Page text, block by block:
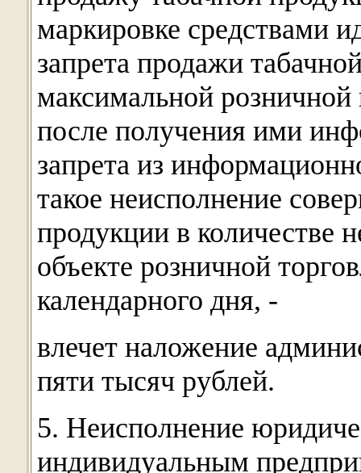
маркировке средствами
запрета продажи
максимальной
после получения ими
запрета из
такое неисполнение
продукции в количестве
объекте розничной
календарного дня, -
влечет наложение
пяти тысяч рублей.
5. Неисполнение
индивидуальным